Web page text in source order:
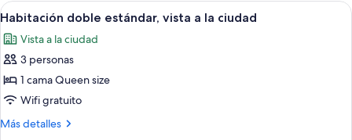
habitaciones
Ver
todas
las
fotos
de
Habitación
doble
Una habitación de hotel moderna
4
Habitación doble estándar, vista a la ciudad
Vista a la ciudad
3 personas
1 cama Queen size
Wifi gratuito
Más detalles
Más